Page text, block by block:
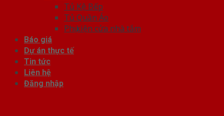
Tủ Kệ Bếp
Tủ Quần Áo
Phụ kiện cửa nhà tắm
Báo giá
Dự án thực tế
Tin tức
Liên hệ
Đăng nhập